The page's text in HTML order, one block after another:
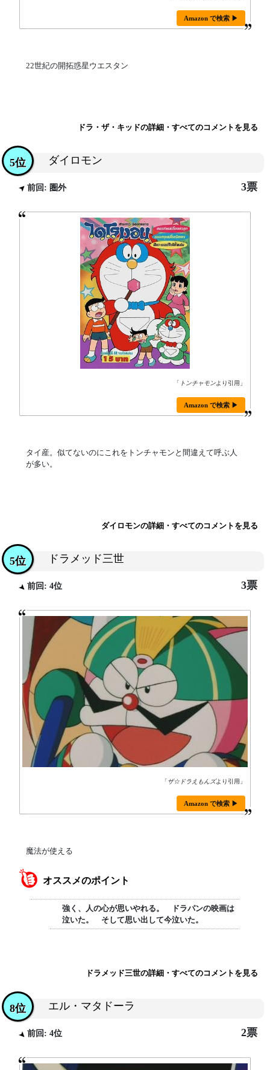
Amazon で検索 ▶
22世紀の開拓惑星ウエスタン
ドラ・ザ・キッドの詳細・すべてのコメントを見る
ダイロモン
5位
前回: 圏外 3票
「 トンチャモンより引用」
Amazon で検索 ▶
タイ産。似てないのにこれをトンチャモンと間違えて呼ぶ人
が多い。
ダイロモンの詳細・すべてのコメントを見る
ドラメッド三世
5位
前回: 4位 3票
「ザ☆ドラえもんズより引用」
Amazon で検索 ▶
魔法が使える
オススメのポイント
強く、人の心が思いやれる。 ドラパンの映画は
泣いた。 そして思い出して今泣いた。
ドラメッド三世の詳細・すべてのコメントを見る
エル・マタドーラ
8位
前回: 4位 2票